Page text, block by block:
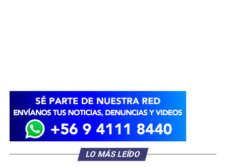
LO MÁS LEÍDO